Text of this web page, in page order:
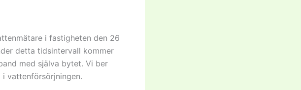
i fastigheten den 26
detta tidsintervall kommer
med själva bytet. Vi ber
vattenförsörjningen.